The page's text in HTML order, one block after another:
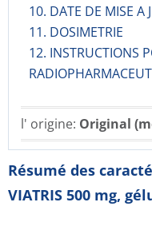
10. DATE DE MISE A
11. DOSIMETRIE
12. INSTRUCTIONS
l' origine: Original
Résumé des
VIATRIS 500 mg,